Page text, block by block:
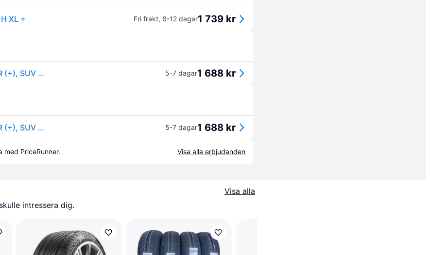
XL + Fri frakt, 6-12 dagar1 739 kr
Hankook Ventus evo K137A ( 235/50 R18 101H XL 4PR (+), SUV SBL ) 5-7 dagar1 688 kr
Hankook Ventus evo K137A ( 235/50 R18 101H XL 4PR (+), SUV SBL ) 5-7 dagar1 688 kr
med PriceRunner. Visa alla erbjudanden
Visa alla
intressera dig.